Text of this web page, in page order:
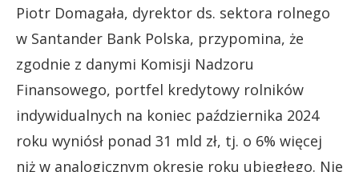
Piotr Domagała, dyrektor ds. sektora rolnego
w Santander Bank Polska, przypomina, że
zgodnie z danymi Komisji Nadzoru
Finansowego, portfel kredytowy rolników
indywidualnych na koniec października 2024
roku wyniósł ponad 31 mld zł, tj. o 6% więcej
niż w analogicznym okresie roku ubiegłego. Nie